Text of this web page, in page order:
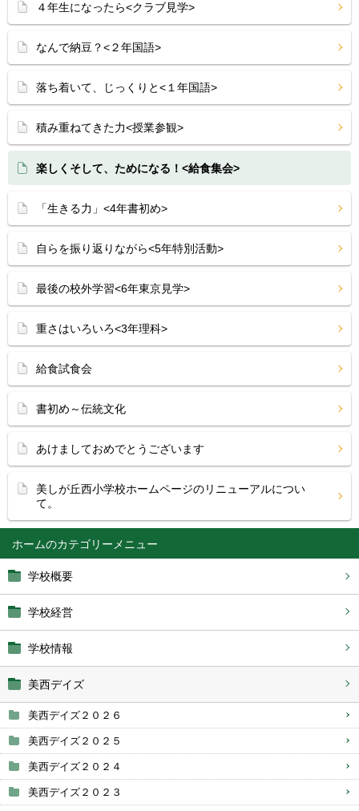
ホーム
学校概要
学校経営
学校情報
美西デイズ
美西デイズ２０２６
美西デイズ２０２５
美西デイズ２０２４
美西デイズ２０２３
４年生になったら<クラブ見学>
なんで納豆？<２年国語>
落ち着いて、じっくりと<１年国語>
積み重ねてきた力<授業参観>
楽しくそして、ためになる！<給食集会>
「生きる力」<4年書初め>
自らを振り返りながら<5年特別活動>
最後の校外学習<6年東京見学>
重さはいろいろ<3年理科>
給食試食会
書初め～伝統文化
あけましておめでとうございます
美しが丘西小学校ホームページのリニューアルについ
て。